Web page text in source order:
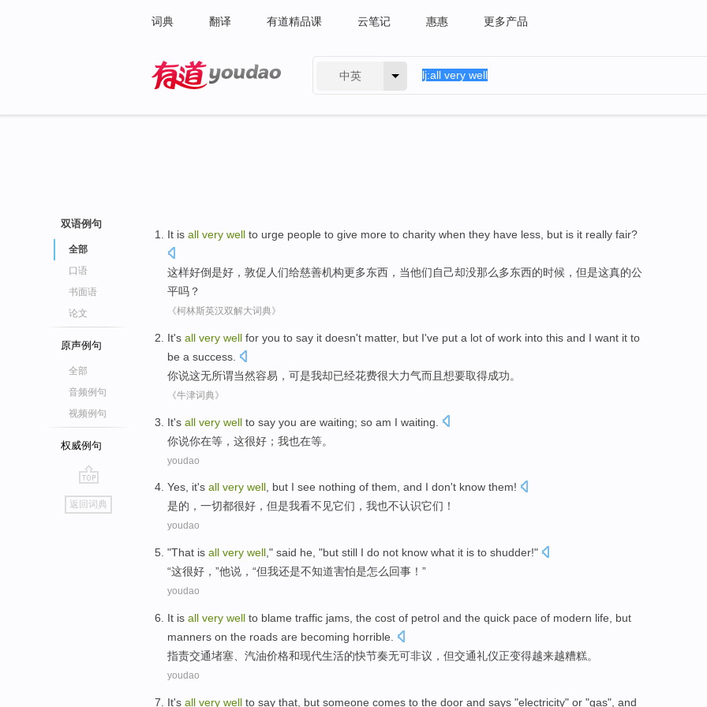
词典 翻译 有道精品课 云笔记 惠惠 更多产品
中英
双语例句
全部
口语
书面语
论文
原声例句
全部
音频例句
视频例句
权威例句
go
top
返回词典
It is all very well to urge people to give more to charity when they have less but is it really fair?
这样好倒是好， 敦促 人们给慈善机构更多东西， 当他们自己却没那么多东西的时候， 但是这真的公
平吗？
《柯林斯英汉双解大词典》
It's all very well for you to say it doesn't matter, but I've put a lot of work into this and I want it to
be a success
你说这无所谓当然容易， 可是我却已经花费很大力气而且 想要取得成功。
《牛津词典》
It's all very well to say you are waiting; so am I waiting
你说你在等 ， 这很好 ； 我也在等。
youdao
Yes, it's all very well, but I see nothing of them, and I don't know them!
是的 ， 一切都很好 ， 但是我看不见它们 ，我也不认识它们！
youdao
"That is all very well ," said he , "but still I do not know what it is to shudder!"
“这很好 ，”他说 ，“但我还是不知道害怕是怎么回事 ！”
youdao
It is all very well to blame traffic jams , the cost of petrol and the quick pace of modern life
but
manners on the roads are becoming horrible
指责交通堵塞 汽油价格和现代生活的快节奏无可非议， 但交通礼仪正变得越来越糟糕。
youdao
It's all very well to say that, but someone comes to the door and says "electricity" or "gas", and